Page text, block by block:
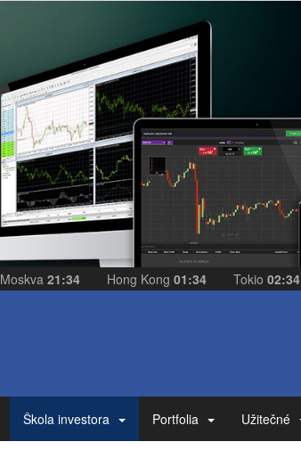
Moskva 21:34 Hong Kong 01:34 Tokio 02:34
Škola investora Portfolia Užitečné